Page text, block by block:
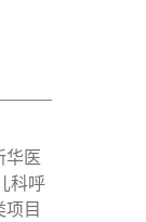
华医
科呼
目